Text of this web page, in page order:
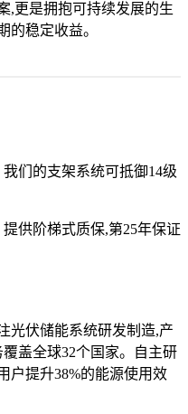
,更是拥抱可持续发展的生
的稳定收益。
我们的支架系统可抵御14级
提供阶梯式质保,第25年保证
光伏储能系统研发制造,产
盖全球32个国家。自主研
户提升38%的能源使用效